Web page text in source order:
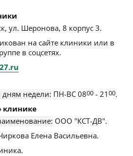
, ул. Шеронова, 8 корпус 3.
на сайте клиники или в
в соцсетях.
дням недели: ПН-ВС 0800 - 2100.
клинике
ООО "КСТ-ДВ".
Елена Васильевна.